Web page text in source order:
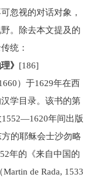
忽视的对话对象，
。除去本文提及的
统：
》 [186]
）于1629年在西
学目录。该书的第
1552—1620年间出版
的耶稣会士沙勿略
年的《来自中国的
de Rada, 1533